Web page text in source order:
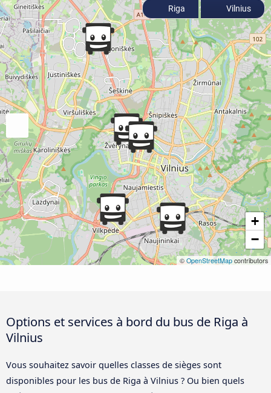
+
−
© OpenStreetMap contributors
Riga Vilnius
Options et services à bord du bus de Riga à
Vilnius
Vous souhaitez savoir quelles classes de sièges sont
disponibles pour les bus de Riga à Vilnius ? Ou bien quels